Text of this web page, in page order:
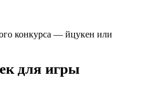
конкурса — йцукен или
для игры